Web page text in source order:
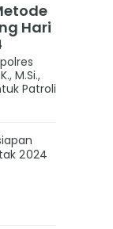
Hari
M.Si.,
Patroli
2024